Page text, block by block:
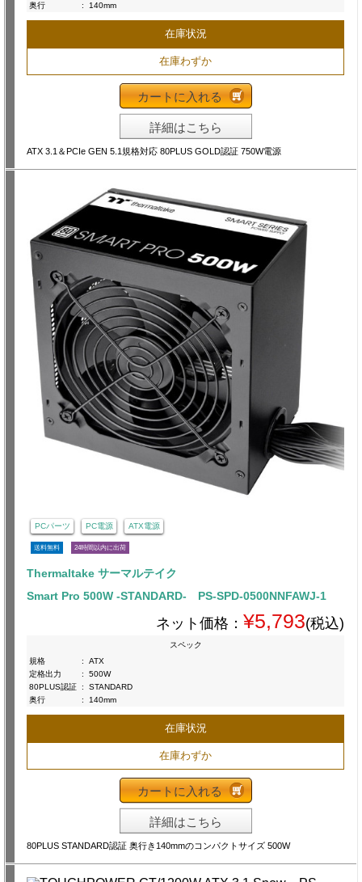
奥行
: 140mm
在庫状況
在庫わずか
カートに入れる
詳細はこちら
ATX 3.1＆PCIe GEN 5.1規格対応 80PLUS GOLD認証 750W電源
PCパーツ PC電源 ATX電源
送料無料 24時間以内に出荷
Thermaltake サーマルテイク
Smart Pro 500W -STANDARD- PS-SPD-0500NNFAWJ-1
ネット価格： ¥5,793(税込)
スペック
規格
:
ATX
定格出力
:
500W
80PLUS認証 :
STANDARD
奥行
: 140mm
在庫状況
在庫わずか
カートに入れる
詳細はこちら
80PLUS STANDARD認証 奥行き140mmのコンパクトサイズ 500W